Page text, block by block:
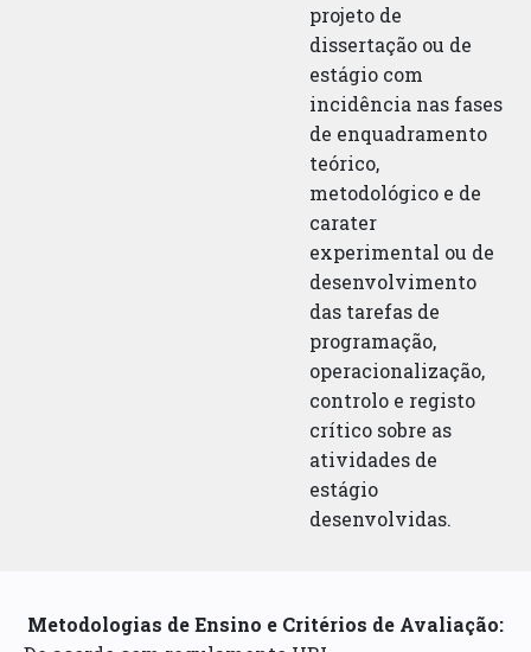
projeto de
dissertação ou de
estágio com
incidência nas fases
de enquadramento
teórico,
metodológico e de
carater
experimental ou de
desenvolvimento
das tarefas de
programação,
operacionalização,
controlo e registo
crítico sobre as
atividades de
estágio
desenvolvidas.
Metodologias de Ensino e Critérios de Avaliação: